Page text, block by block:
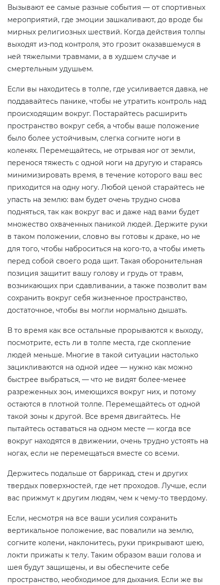
Вызывают ее самые разные события — от спортивных
мероприятий, где эмоции зашкаливают, до вроде бы
мирных религиозных шествий. Когда действия толпы
выходят из-под контроля, это грозит оказавшемуся в
ней тяжелыми травмами, а в худшем случае и
смертельным удушьем.
Если вы находитесь в толпе, где усиливается давка, не
поддавайтесь панике, чтобы не утратить контроль над
происходящим вокруг. Постарайтесь расширить
пространство вокруг себя, а чтобы ваше положение
было более устойчивым, слегка согните ноги в
коленях. Перемещайтесь, не отрывая ног от земли,
перенося тяжесть с одной ноги на другую и стараясь
минимизировать время, в течение которого ваш вес
приходится на одну ногу. Любой ценой старайтесь не
упасть на землю: вам будет очень трудно снова
подняться, так как вокруг вас и даже над вами будет
множество охваченных паникой людей. Держите руки
в таком положении, словно вы готовы к драке, но не
для того, чтобы наброситься на кого-то, а чтобы иметь
перед собой своего рода щит. Такая оборонительная
позиция защитит вашу голову и грудь от травм,
возникающих при сдавливании, а также позволит вам
сохранить вокруг себя жизненное пространство,
достаточное, чтобы вы могли нормально дышать.
В то время как все остальные прорываются к выходу,
посмотрите, есть ли в толпе места, где скопление
людей меньше. Многие в такой ситуации настолько
зацикливаются на одной идее — нужно как можно
быстрее выбраться, — что не видят более-менее
разреженных зон, имеющихся вокруг них, и потому
остаются в плотной толпе. Перемещайтесь от одной
такой зоны к другой. Все время двигайтесь. Не
пытайтесь оставаться на одном месте — когда все
вокруг находятся в движении, очень трудно устоять на
ногах, если не перемещаться вместе со всеми.
Держитесь подальше от баррикад, стен и других
твердых поверхностей, где нет проходов. Лучше, если
вас прижмут к другим людям, чем к чему-то твердому.
Если, несмотря на все ваши усилия сохранить
вертикальное положение, вас повалили на землю,
согните колени, наклонитесь, руки прикрывают шею,
локти прижаты к телу. Таким образом ваши голова и
шея будут защищены, и вы обеспечите себе
пространство, необходимое для дыхания. Если же вы